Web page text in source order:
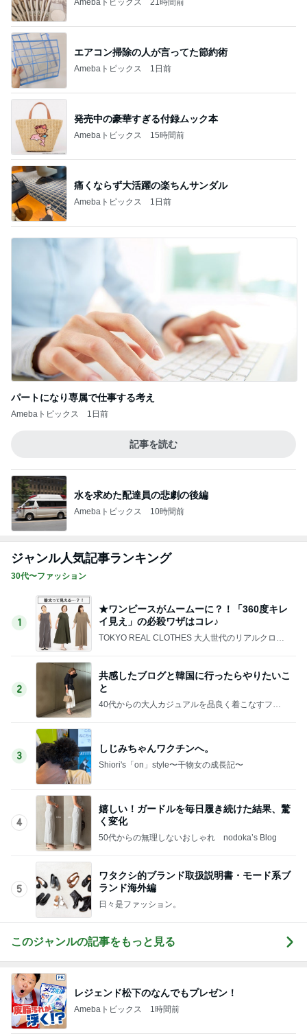
エアコン掃除の人が言ってた節約術
Amebaトピックス 1日前
発売中の豪華すぎる付録ムック本
Amebaトピックス 15時間前
痛くならず大活躍の楽ちんサンダル
Amebaトピックス 1日前
パートになり専属で仕事する考え
Amebaトピックス 1日前
記事を読む
水を求めた配達員の悲劇の後編
Amebaトピックス 10時間前
ジャンル人気記事ランキング
30代〜ファッション
1
★ワンピースがムームーに？！「360度キレ
イ見え」の必殺ワザはコレ♪
TOKYO REAL CLOTHES 大人世代のリアルクロー
2
共感したブログと韓国に行ったらやりたいこ
と
40代からの大人カジュアルを品良く着こなすファ
3
しじみちゃんワクチンへ。
Shiori's「on」style〜干物女の成長記〜
4
嬉しい！ガードルを毎日履き続けた結果、驚
く変化
50代からの無理しないおしゃれ nodoka’s Blog
5
ワタクシ的ブランド取扱説明書・モード系ブ
ランド海外編
日々是ファッション。
このジャンルの記事をもっと見る
レジェンド松下のなんでもプレゼン！
Amebaトピックス 1時間前